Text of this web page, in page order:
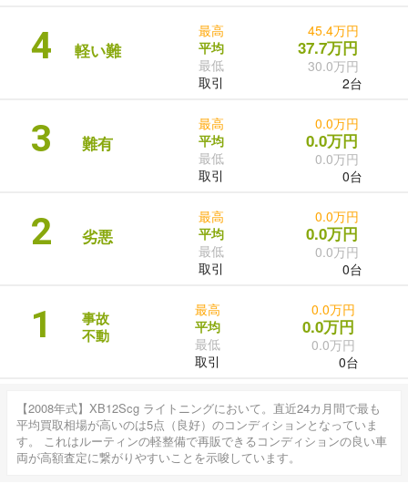
4 軽い難
最高
平均
最低
取引
45.4万円
37.7万円
30.0万円
2台
3 難有
最高
平均
最低
取引
0.0万円
0.0万円
0.0万円
0台
2 劣悪
最高
平均
最低
取引
0.0万円
0.0万円
0.0万円
0台
1
事故
不動
最高
平均
最低
取引
0.0万円
0.0万円
0.0万円
0台
【2008年式】XB12Scg ライトニングにおいて。直近24カ月間で最も
平均買取相場が高いのは5点（良好）のコンディションとなっていま
す。 これはルーティンの軽整備で再販できるコンディションの良い車
両が高額査定に繋がりやすいことを示唆しています。